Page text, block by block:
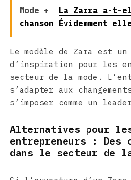
Mode +
La Zarra a-t-
chanson Évidemment
Le modèle de Zara est un
d’inspiration pour les
secteur de la mode.
s’adapter aux
s’imposer comme un
Alternatives pour
entrepreneurs : Des
dans le secteur de la